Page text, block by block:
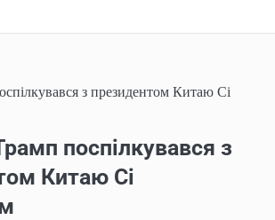
з президентом Китаю Сі
поспілкувався з
Китаю Сі